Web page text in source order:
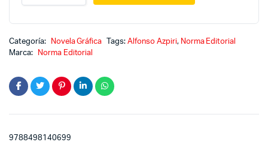
Las
quantity
Categoría: Novela Gráfica Tags:Alfonso Azpiri, Norma Editorial
Marca:
Norma Editorial
9788498140699